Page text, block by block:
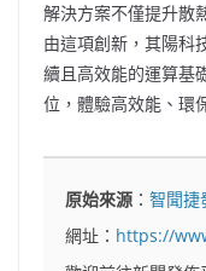
解決方案不僅提升散
由這項創新， 其陽科
續且高效能的運算基
位，體驗高效能、環
原始來源 ：智聞捷
網址： https://